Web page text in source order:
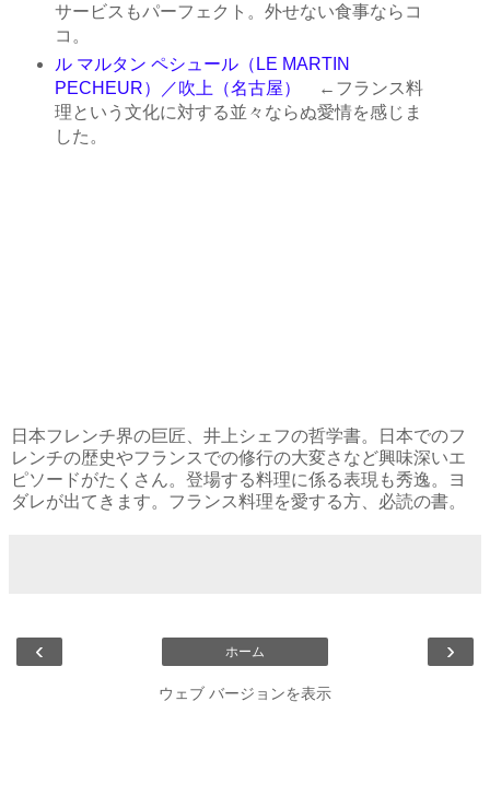
サービスもパーフェクト。外せない食事ならコ
コ。
ル マルタン ペシュール（LE MARTIN
PECHEUR）／吹上（名古屋）
←フランス料
理という文化に対する並々ならぬ愛情を感じま
した。
日本フレンチ界の巨匠、井上シェフの哲学書。日本でのフ
レンチの歴史やフランスでの修行の大変さなど興味深いエ
ピソードがたくさん。登場する料理に係る表現も秀逸。ヨ
ダレが出てきます。フランス料理を愛する方、必読の書。
‹ ›
ホーム
ウェブ バージョンを表示